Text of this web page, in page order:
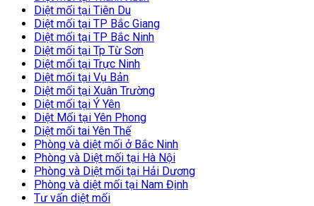
Diệt mối tại Tiên Du
Diệt mối tại TP Bắc Giang
Diệt mối tại TP Bắc Ninh
Diệt mối tại Tp Từ Sơn
Diệt mối tại Trực Ninh
Diệt mối tại Vụ Bản
Diệt mối tại Xuân Trường
Diệt mối tại Ý Yên
Diệt Mối tại Yên Phong
Diệt mối tai Yên Thế
Phòng và diệt mối ở Bắc Ninh
Phòng và Diệt mối tại Hà Nội
Phòng và Diệt mối tại Hải Dương
Phòng và diệt mối tại Nam Định
Tư vấn diệt mối